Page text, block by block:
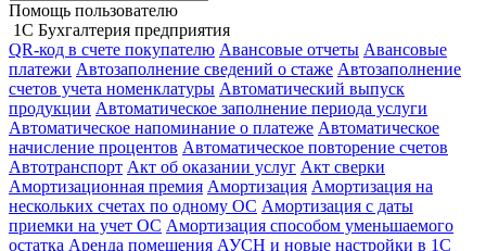
Помощь пользователю
1С Бухгалтерия предприятия
QR-код в счете покупателю Авансовые отчеты Авансовые
платежи Автозаполнение сведений о стаже Автозаполнение
счетов учета номенклатуры Автоматический выпуск
продукции Автоматическое заполнение периода услуги
Автоматическое напоминание о платеже Автоматическое
начисление процентов Автоматическое повторение счетов
Автотранспорт Акт об оказании услуг Акт сверки
Амортизационная премия Амортизация Амортизация на
нескольких счетах по одному ОС Амортизация с даты
приемки на учет ОС Амортизация способом уменьшаемого
остатка Аренда помещения АУСН и новые настройки в 1С